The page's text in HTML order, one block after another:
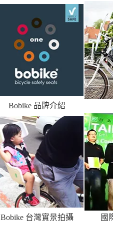
Bobike 品牌介紹
Bobike 台灣實景拍攝 國